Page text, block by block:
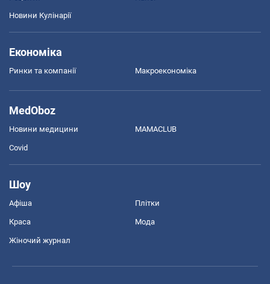
Новини Кулінарії
Економіка
Ринки та компанії Макроекономіка
MedOboz
Новини медицини MAMACLUB
Covid
Шоу
Афіша Плітки
Краса Мода
Жіночий журнал